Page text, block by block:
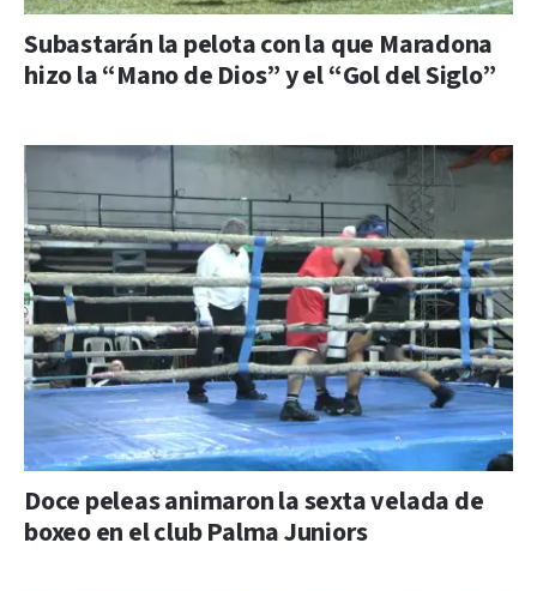
Subastarán la pelota con la que Maradona
hizo la “Mano de Dios” y el “Gol del Siglo”
Doce peleas animaron la sexta velada de
boxeo en el club Palma Juniors